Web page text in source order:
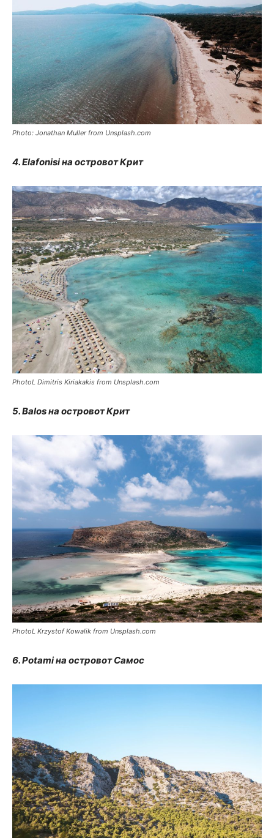
Photo: Jonathan Muller from Unsplash.com
4. Еlafonisi на островот Крит
PhotoL Dimitris Kiriakakis from Unsplash.com
5. Balos на островот Крит
PhotoL Krzystof Kowalik from Unsplash.com
6. Potami на островот Самос